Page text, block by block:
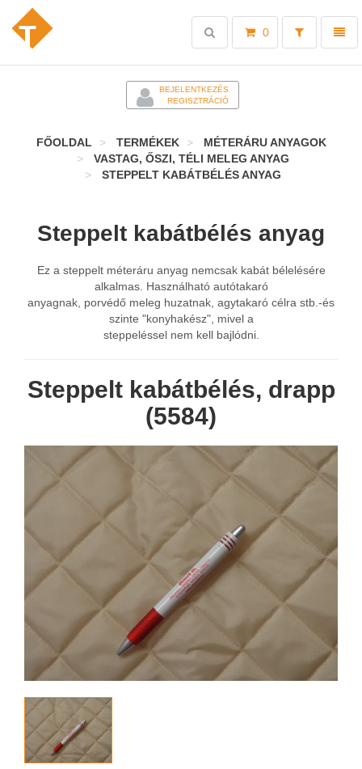
Toggle
0
Toggle
search
BEJELENTKEZÉS
REGISZTRÁCIÓ
FŐOLDAL TERMÉKEK
MÉTERÁRU ANYAGOK
VASTAG, ŐSZI, TÉLI MELEG ANYAG
STEPPELT KABÁTBÉLÉS ANYAG
Steppelt kabátbélés anyag
Ez a steppelt méteráru anyag nemcsak kabát bélelésére
alkalmas. Használható autótakaró
anyagnak, porvédő meleg huzatnak, agytakaró célra stb.-és
szinte "konyhakész", mivel a
steppeléssel nem kell bajlódni.
Steppelt kabátbélés, drapp
(5584)